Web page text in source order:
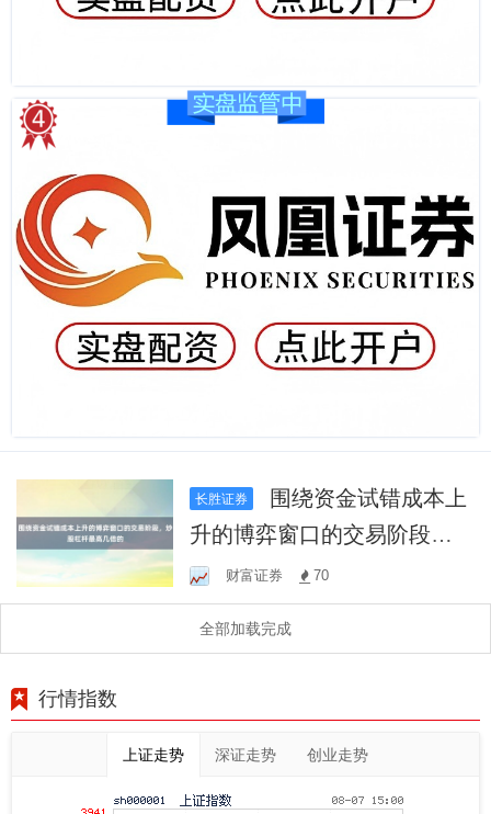
长胜证券
升的博弈窗口的交易阶段，
炒股杠杆最高几倍的
财富证券 70
全部加载完成
行情指数
上证走势 深证走势 创业走势